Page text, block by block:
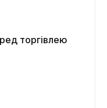
торгівлею